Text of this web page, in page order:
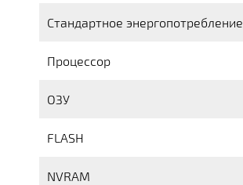
Стандартное энергопотребление
Процессор
ОЗУ
FLASH
NVRAM